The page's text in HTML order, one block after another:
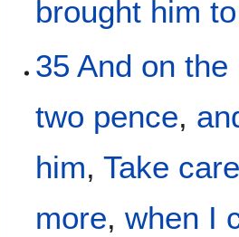
brought him to
35 And on the
two pence,
him,Take
more,when I